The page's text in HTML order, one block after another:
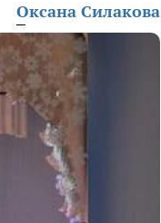
Оксана Силакова